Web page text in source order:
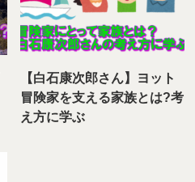
【白石康次郎さん】ヨット
冒険家を支える家族とは?考
え方に学ぶ